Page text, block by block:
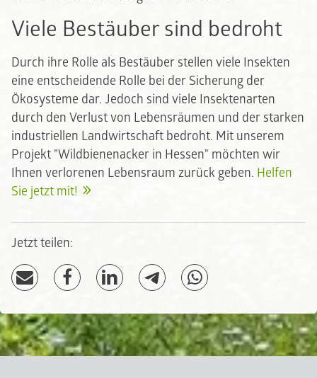
Viele Bestäuber sind bedroht
Durch ihre Rolle als Bestäuber stellen viele Insekten
eine entscheidende Rolle bei der Sicherung der
Ökosysteme dar. Jedoch sind viele Insektenarten
durch den Verlust von Lebensräumen und der starken
industriellen Landwirtschaft bedroht. Mit unserem
Projekt "Wildbienenacker in Hessen" möchten wir
Ihnen verlorenen Lebensraum zurück geben. Helfen
Sie jetzt mit!
Jetzt teilen: